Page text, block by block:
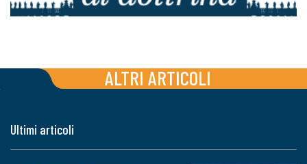
ALTRI ARTICOLI
Ultimi articoli